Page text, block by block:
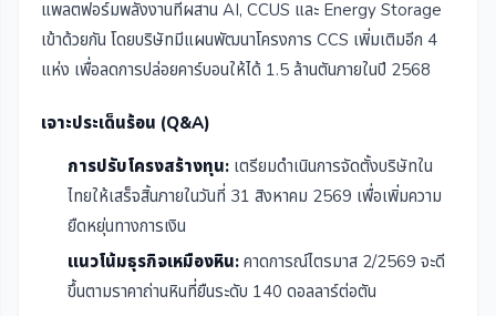
แพลตฟอร์มพลังงานที่ผสาน AI, CCUS และ Energy Storage
เข้าด้วยกัน โดยบริษัทมีแผนพัฒนาโครงการ CCS เพิ่มเติมอีก 4
แห่ง เพื่อลดการปล่อยคาร์บอนให้ได้ 1.5 ล้านตันภายในปี 2568
เจาะประเด็นร้อน (Q&A)
การปรับโครงสร้างทุน: เตรียมดำเนินการจัดตั้งบริษัทใน
ไทยให้เสร็จสิ้นภายในวันที่ 31 สิงหาคม 2569 เพื่อเพิ่มความ
ยืดหยุ่นทางการเงิน
แนวโน้มธุรกิจเหมืองหิน: คาดการณ์ไตรมาส 2/2569 จะดี
ขึ้นตามราคาถ่านหินที่ยืนระดับ 140 ดอลลาร์ต่อตัน